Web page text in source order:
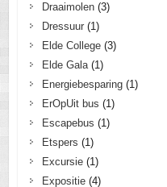
Draaimolen(3)
Dressuur(1)
Elde College(3)
Elde Gala(1)
Energiebesparing(1)
ErOpUit bus (1)
Escapebus (1)
Etspers (1)
Excursie(1)
Expositie(4)